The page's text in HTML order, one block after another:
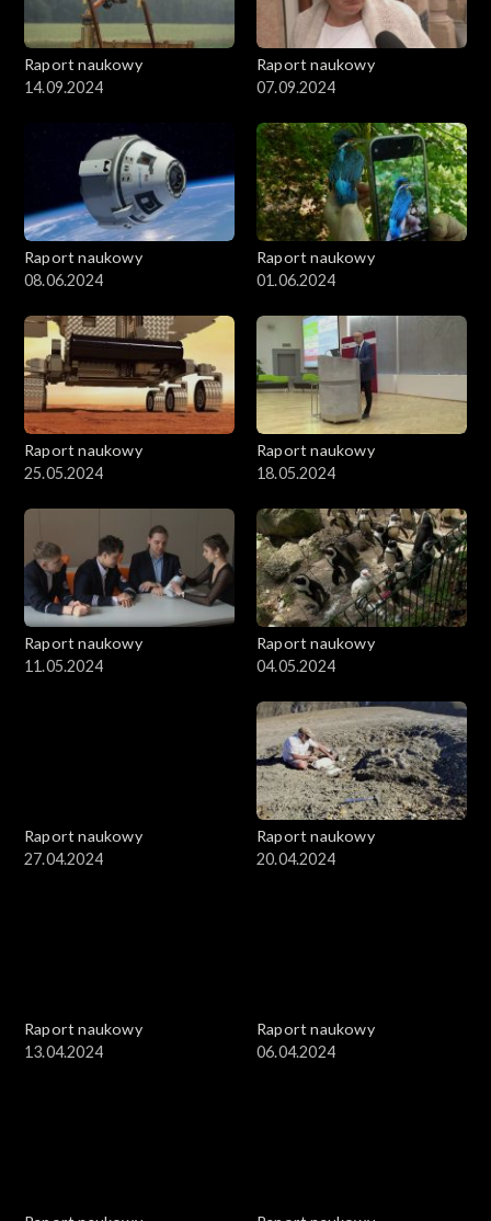
Raport naukowy
14.09.2024
Raport naukowy
07.09.2024
Raport naukowy
08.06.2024
Raport naukowy
01.06.2024
Raport naukowy
25.05.2024
Raport naukowy
18.05.2024
Raport naukowy
11.05.2024
Raport naukowy
04.05.2024
Raport naukowy
27.04.2024
Raport naukowy
20.04.2024
Raport naukowy
13.04.2024
Raport naukowy
06.04.2024